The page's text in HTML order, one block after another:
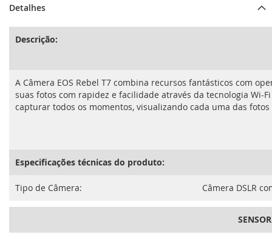
Detalhes
Descrição:
A Câmera EOS Rebel T7 combina recursos fantásticos com
suas fotos com rapidez e facilidade através da tecnologia Wi-
capturar todos os momentos, visualizando cada uma das
Especificações técnicas do produto:
Tipo de Câmera: Câmera DSLR